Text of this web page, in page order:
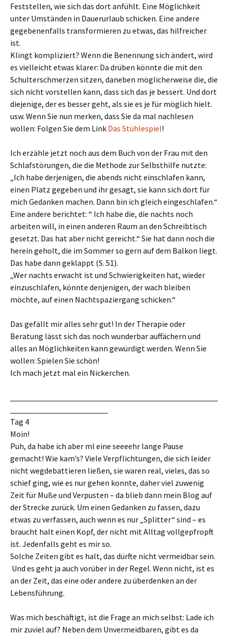
Feststellen, wie sich das dort anfühlt. Eine Möglichkeit
unter Umständen in Dauerurlaub schicken. Eine andere
gegebenenfalls transformieren zu etwas, das hilfreicher
ist.
Klingt kompliziert? Wenn die Benennung sich ändert, wird
es vielleicht etwas klarer: Da drüben könnte die mit den
Schulterschmerzen sitzen, daneben möglicherweise die, die
sich nicht vorstellen kann, dass sich das je bessert. Und dort
diejenige, der es besser geht, als sie es je für möglich hielt.
usw. Wenn Sie nun merken, dass Sie da mal nachlesen
wollen: Folgen Sie dem Link Das Stühlespiel!
Ich erzähle jetzt noch aus dem Buch von der Frau mit den
Schlafstörungen, die die Methode zur Selbsthilfe nutzte:
„Ich habe derjenigen, die abends nicht einschlafen kann,
einen Platz gegeben und ihr gesagt, sie kann sich dort für
mich Gedanken machen. Dann bin ich gleich eingeschlafen.“
Eine andere berichtet: “ Ich habe die, die nachts noch
arbeiten will, in einen anderen Raum an den Schreibtisch
gesetzt. Das hat aber nicht gereicht.“ Sie hat dann noch die
herein geholt, die im Sommer so gern auf dem Balkon liegt.
Das habe dann geklappt (S. 51).
„Wer nachts erwacht ist und Schwierigkeiten hat, wieder
einzuschlafen, könnte denjenigen, der wach bleiben
möchte, auf einen Nachtspaziergang schicken.“
Das gefällt mir alles sehr gut! In der Therapie oder
Beratung lässt sich das noch wunderbar auffächern und
alles an Möglichkeiten kann gewürdigt werden. Wenn Sie
wollen: Spielen Sie schön!
Ich mach jetzt mal ein Nickerchen.
Tag 4
Moin!
Puh, da habe ich aber ml eine seeeehr lange Pause
gemacht! Wie kam’s? Viele Verpflichtungen, die sich leider
nicht wegdebattieren ließen, sie waren real, vieles, das so
schief ging, wie es nur gehen konnte, daher viel zuwenig
Zeit für Muße und Verpusten – da blieb dann mein Blog auf
der Strecke zurück. Um einen Gedanken zu fassen, dazu
etwas zu verfassen, auch wenn es nur „Splitter“ sind – es
braucht halt einen Kopf, der nicht mit Alltag vollgepfropft
ist. Jedenfalls geht es mir so.
Solche Zeiten gibt es halt, das dürfte nicht vermeidbar sein.
Und es geht ja auch vorüber in der Regel. Wenn nicht, ist es
an der Zeit, das eine oder andere zu überdenken an der
Lebensführung.
Was mich beschäftigt, ist die Frage an mich selbst: Lade ich
mir zuviel auf? Neben dem Unvermeidbaren, gibt es da